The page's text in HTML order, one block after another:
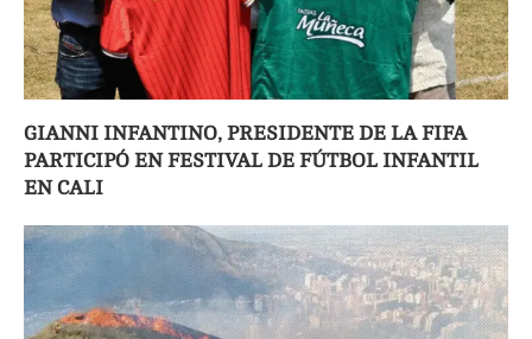
GIANNI INFANTINO, PRESIDENTE DE LA FIFA
PARTICIPÓ EN FESTIVAL DE FÚTBOL INFANTIL
EN CALI